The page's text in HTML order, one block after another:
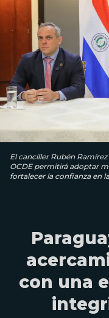
El canciller Rubén
OCDE permitirá adoptar
fortalecer la confianza en
con una